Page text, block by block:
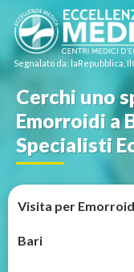
Segnalato da: laRepubblica,
Cerchi uno
Emorroidi a
Specialisti